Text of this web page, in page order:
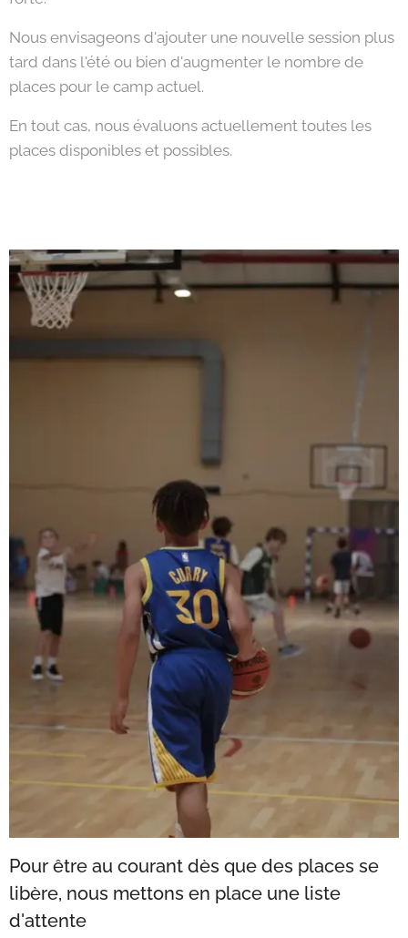
Nous envisageons d'ajouter une nouvelle session plus
tard dans l'été ou bien d'augmenter le nombre de
places pour le camp actuel.
En tout cas, nous évaluons actuellement toutes les
places disponibles et possibles.
Pour être au courant dès que des places se
libère, nous mettons en place une liste
d'attente